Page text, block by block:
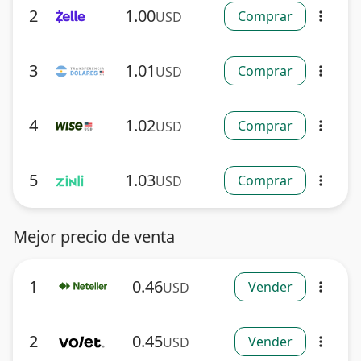
2 1.00USD Comprar more_vert
3 1.01 USD Comprar more_vert
4 1.02USD Comprar more_vert
5 1.03USD Comprar more_vert
Mejor precio de venta
1 0.46USD Vender more_vert
2 0.45USD Vender more_vert